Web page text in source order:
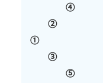
④
②
①
③
⑤